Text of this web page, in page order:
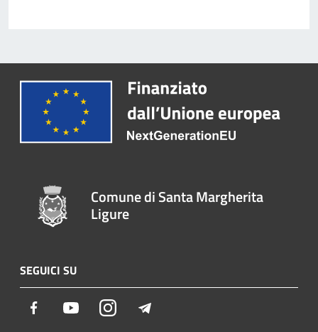
Comune di Santa Margherita
Ligure
SEGUICI SU
Facebook YoutubeInstagram